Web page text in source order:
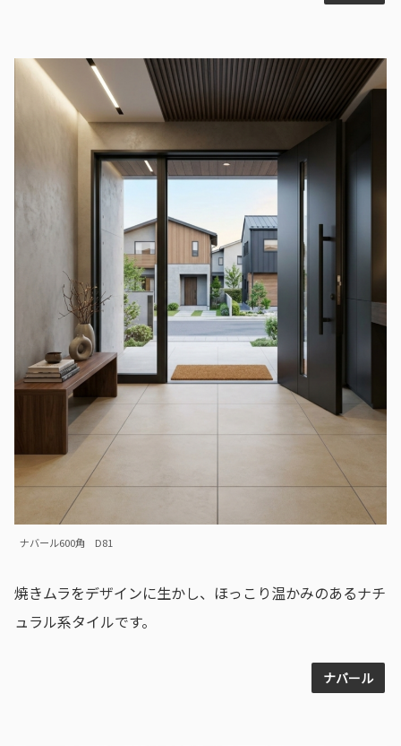
ナバール600角 D81
焼きムラをデザインに生かし、ほっこり温かみのあるナチ
ュラル系タイルです。
ナバール